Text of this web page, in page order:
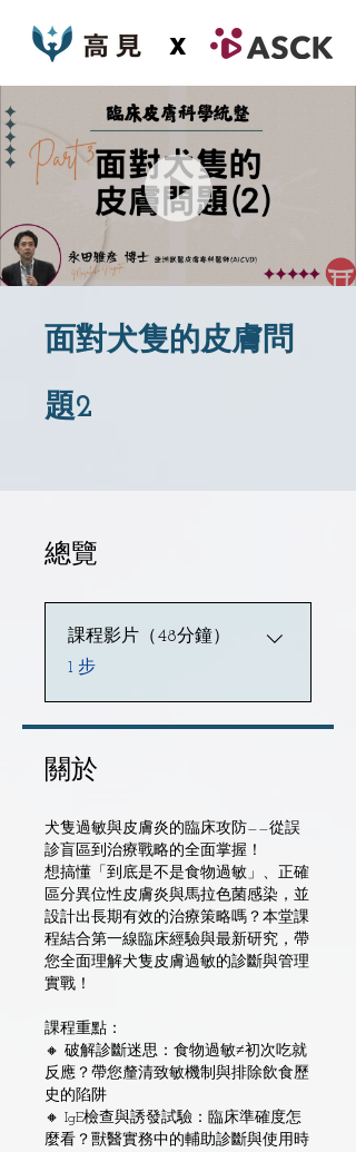
x
面對犬隻的皮膚問
題2
總覽
課程影片（48分鐘）
.1 步
關於
犬隻過敏與皮膚炎的臨床攻防——從誤
診盲區到治療戰略的全面掌握！
想搞懂「到底是不是食物過敏」、正確
區分異位性皮膚炎與馬拉色菌感染，並
設計出長期有效的治療策略嗎？本堂課
程結合第一線臨床經驗與最新研究，帶
您全面理解犬隻皮膚過敏的診斷與管理
實戰！
課程重點：
🔸 破解診斷迷思：食物過敏≠初次吃就
反應？帶您釐清致敏機制與排除飲食歷
史的陷阱
🔸 IgE檢查與誘發試驗：臨床準確度怎
麼看？獸醫實務中的輔助診斷與使用時